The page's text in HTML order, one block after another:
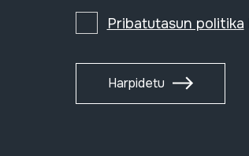
Pribatutasun politika
Harpidetu